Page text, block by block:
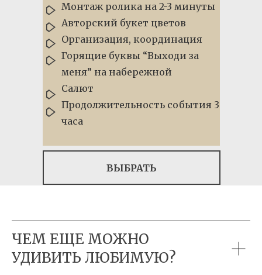
Монтаж ролика на 2-3 минуты
Авторский букет цветов
Организация, координация
Горящие буквы “Выходи за
меня” на набережной
Салют
Продолжительность события 3
часа
ВЫБРАТЬ
ЧЕМ ЕЩЕ МОЖНО
УДИВИТЬ ЛЮБИМУЮ?